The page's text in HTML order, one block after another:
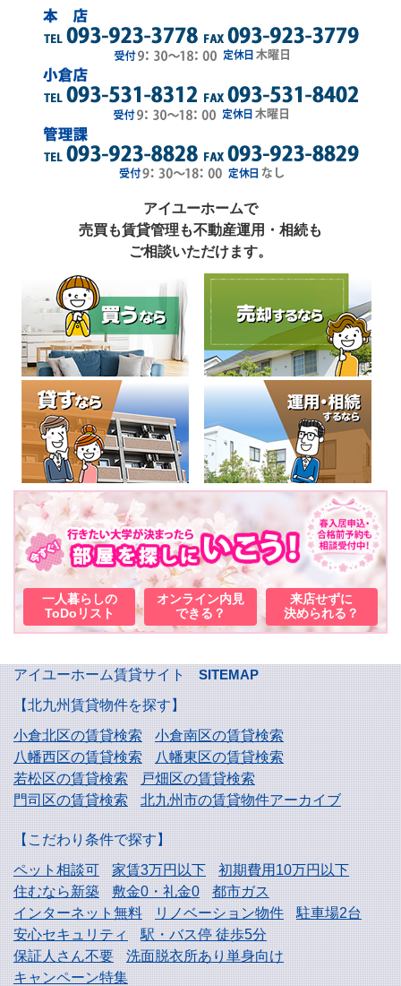
アイユーホームで
売買も賃貸管理も不動産運用・相続も
ご相談いただけます。
一人暮らしの
ToDoリスト
オンライン内見
できる？
来店せずに
決められる？
アイユーホーム賃貸サイト
SITEMAP
【北九州賃貸物件を探す】
小倉北区の賃貸検索
小倉南区の賃貸検索
八幡西区の賃貸検索
八幡東区の賃貸検索
若松区の賃貸検索
戸畑区の賃貸検索
門司区の賃貸検索
北九州市の賃貸物件アーカイブ
【こだわり条件で探す】
ペット相談可
家賃3万円以下
初期費用10万円以下
住むなら新築
敷金0・礼金0
都市ガス
インターネット無料
リノベーション物件
駐車場2台
安心セキュリティ
駅・バス停 徒歩5分
保証人さん不要
洗面脱衣所あり単身向け
キャンペーン特集